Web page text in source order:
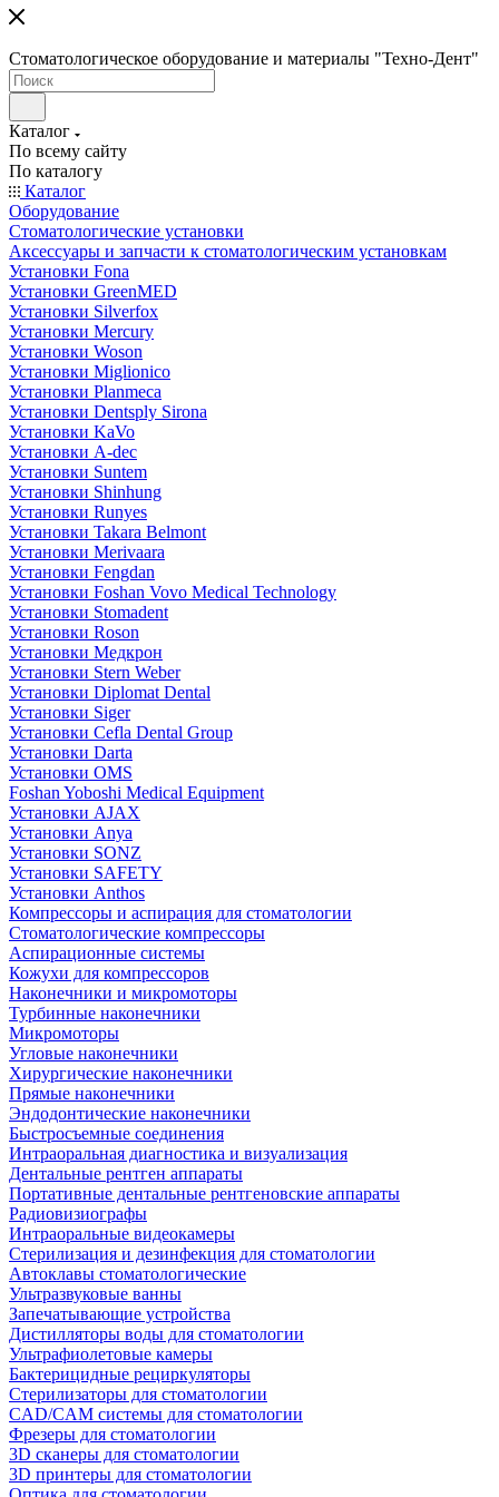
Стоматологическое оборудование и материалы "Техно-Дент"
Каталог
По всему сайту
По каталогу
Каталог
Оборудование
Стоматологические установки
Аксессуары и запчасти к стоматологическим установкам
Установки Fona
Установки GreenMED
Установки Silverfox
Установки Mercury
Установки Woson
Установки Miglionico
Установки Planmeca
Установки Dentsply Sirona
Установки KaVo
Установки A-dec
Установки Suntem
Установки Shinhung
Установки Runyes
Установки Takara Belmont
Установки Merivaara
Установки Fengdan
Установки Foshan Vovo Medical Technology
Установки Stomadent
Установки Roson
Установки Медкрон
Установки Stern Weber
Установки Diplomat Dental
Установки Siger
Установки Cefla Dental Group
Установки Darta
Установки OMS
Foshan Yoboshi Medical Equipment
Установки AJAX
Установки Anya
Установки SONZ
Установки SAFETY
Установки Anthos
Компрессоры и аспирация для стоматологии
Стоматологические компрессоры
Аспирационные системы
Кожухи для компрессоров
Наконечники и микромоторы
Турбинные наконечники
Микромоторы
Угловые наконечники
Хирургические наконечники
Прямые наконечники
Эндодонтические наконечники
Быстросъемные соединения
Интраоральная диагностика и визуализация
Дентальные рентген аппараты
Портативные дентальные рентгеновские аппараты
Радиовизиографы
Интраоральные видеокамеры
Стерилизация и дезинфекция для стоматологии
Автоклавы стоматологические
Ультразвуковые ванны
Запечатывающие устройства
Дистилляторы воды для стоматологии
Ультрафиолетовые камеры
Бактерицидные рециркуляторы
Стерилизаторы для стоматологии
CAD/CAM системы для стоматологии
Фрезеры для стоматологии
3D cканеры для стоматологии
3D принтеры для стоматологии